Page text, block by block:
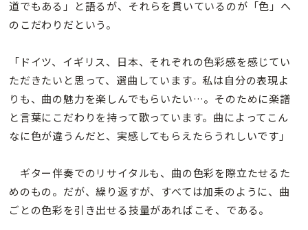
道でもある」と語るが、それらを貫いているのが「色」へ
のこだわりだという。
「ドイツ、イギリス、日本、それぞれの色彩感を感じてい
ただきたいと思って、選曲しています。私は自分の表現よ
りも、曲の魅力を楽しんでもらいたい…。そのために楽譜
と言葉にこだわりを持って歌っています。曲によってこん
なに色が違うんだと、実感してもらえたらうれしいです」
ギター伴奏でのリサイタルも、曲の色彩を際立たせるた
めのもの。だが、繰り返すが、すべては加耒のように、曲
ごとの色彩を引き出せる技量があればこそ、である。